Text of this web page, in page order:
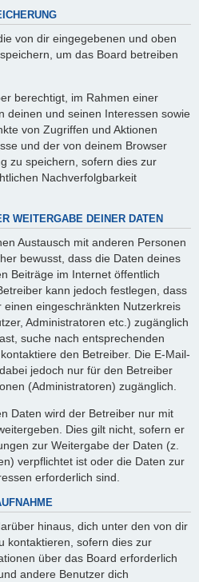
von dir eingegebenen und oben
um das Board betreiben
berechtigt, im Rahmen einer
deinen und seinen Interessen sowie
von Zugriffen und Aktionen
und der von deinem Browser
zu speichern, sofern dies zur
Nachverfolgbarkeit
WEITERGABE DEINER DATEN
Austausch mit anderen Personen
bewusst, dass die Daten deines
Beiträge im Internet öffentlich
kann jedoch festlegen, dass
eingeschränkten Nutzerkreis
Administratoren etc.) zugänglich
suche nach entsprechenden
den Betreiber. Die E-Mail-
jedoch nur für den Betreiber
(Administratoren) zugänglich.
Daten wird der Betreiber nur mit
Dies gilt nicht, sofern er
zur Weitergabe der Daten (z.
verpflichtet ist oder die Daten zur
erforderlich sind.
hinaus, dich unter den von dir
kontaktieren, sofern dies zur
über das Board erforderlich
andere Benutzer dich